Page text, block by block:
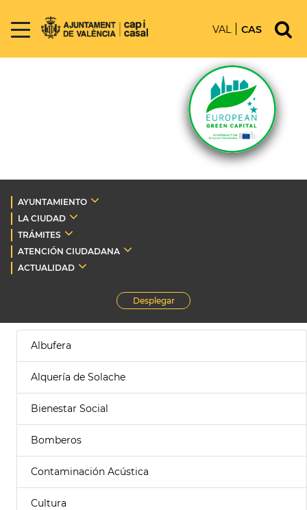
VAL CAS
AYUNTAMIENTO
LA CIUDAD
TRÁMITES
ATENCIÓN CIUDADANA
ACTUALIDAD
Desplegar
Albufera
Alquería de Solache
Bienestar Social
Bomberos
Contaminación Acústica
Cultura